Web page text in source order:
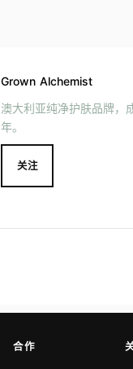
Grown Alchemist
澳大利亚纯净护肤品牌，
年。
关注
合作